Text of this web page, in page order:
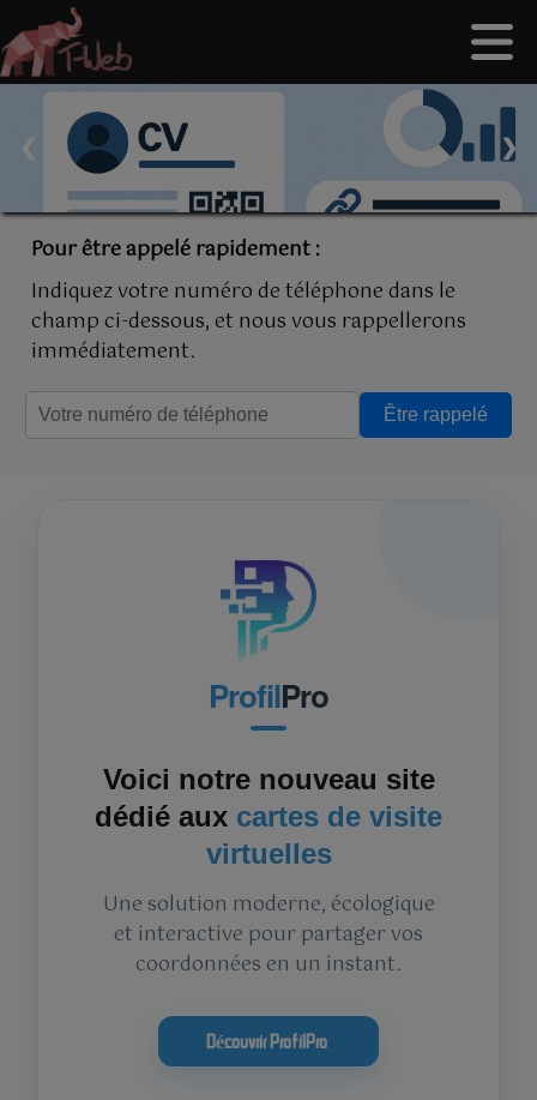
❮ ❯
Pour être appelé rapidement :
Indiquez votre numéro de téléphone dans le
champ ci-dessous, et nous vous rappellerons
immédiatement.
Être rappelé
ProfilPro
Voici notre nouveau site
dédié aux cartes de visite
virtuelles
Une solution moderne, écologique
et interactive pour partager vos
coordonnées en un instant.
Découvrir ProfilPro